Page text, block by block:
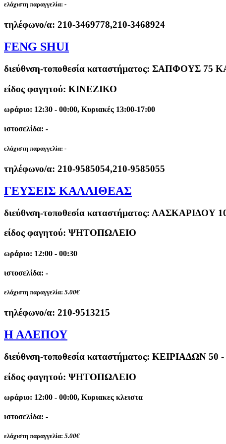
ελάχιστη παραγγελία: -
τηλέφωνο/α: 210-3469778,210-3468924
FENG SHUI
διεύθνση-τοποθεσία καταστήματος: ΣΑΠΦΟΥΣ 75
είδος φαγητού: ΚΙΝΕΖΙΚΟ
ωράριο: 12:30 - 00:00, Κυριακές 13:00-17:00
ιστοσελίδα: -
ελάχιστη παραγγελία: -
τηλέφωνο/α: 210-9585054,210-9585055
ΓΕΥΣΕΙΣ ΚΑΛΛΙΘΕΑΣ
διεύθνση-τοποθεσία καταστήματος: ΛΑΣΚΑΡΙΔΟΥ
είδος φαγητού: ΨΗΤΟΠΩΛΕΙΟ
ωράριο: 12:00 - 00:30
ιστοσελίδα: -
ελάχιστη παραγγελία: 5.00€
τηλέφωνο/α: 210-9513215
Η ΑΛΕΠΟΥ
διεύθνση-τοποθεσία καταστήματος: ΚΕΙΡΙΑΔΩΝ 50
είδος φαγητού: ΨΗΤΟΠΩΛΕΙΟ
ωράριο: 12:00 - 00:00, Κυριακες κλειστα
ιστοσελίδα: -
ελάχιστη παραγγελία: 5.00€